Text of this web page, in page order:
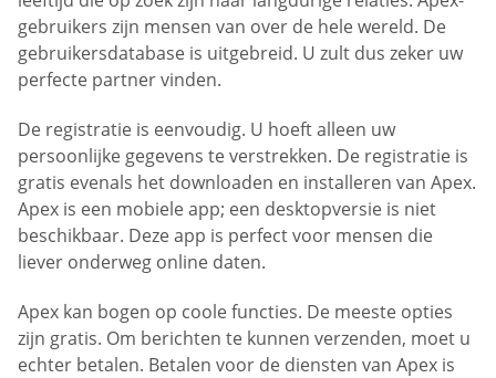
gebruikers zijn mensen van over de hele wereld. De
gebruikersdatabase is uitgebreid. U zult dus zeker uw
perfecte partner vinden.
De registratie is eenvoudig. U hoeft alleen uw
persoonlijke gegevens te verstrekken. De registratie is
gratis evenals het downloaden en installeren van Apex.
Apex is een mobiele app; een desktopversie is niet
beschikbaar. Deze app is perfect voor mensen die
liever onderweg online daten.
Apex kan bogen op coole functies. De meeste opties
zijn gratis. Om berichten te kunnen verzenden, moet u
echter betalen. Betalen voor de diensten van Apex is